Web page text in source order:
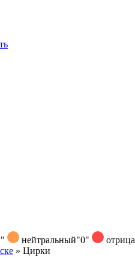
нейтральный"0"
» Цирки